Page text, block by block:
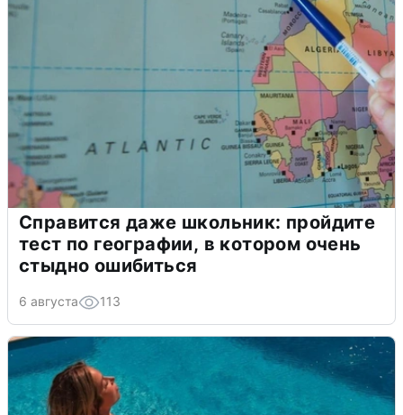
Справится даже школьник: пройдите
тест по географии, в котором очень
стыдно ошибиться
6 августа 113